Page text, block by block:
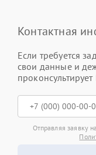
Контактная
Если требуется
свои данные и
проконсультирует
Отправляя заявку